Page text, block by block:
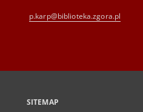
p.karp@biblioteka.zgora.pl
SITEMAP